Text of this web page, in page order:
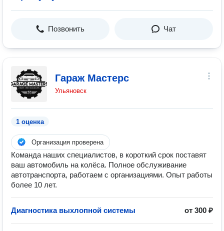
Позвонить Чат
Гараж Мастерс
Ульяновск
1 оценка
Организация проверена
Команда наших специалистов, в короткий срок поставят
ваш автомобиль на колёса. Полное обслуживание
автотранспорта, работаем с организациями. Опыт работы
более 10 лет.
Диагностика выхлопной системы от 300 ₽